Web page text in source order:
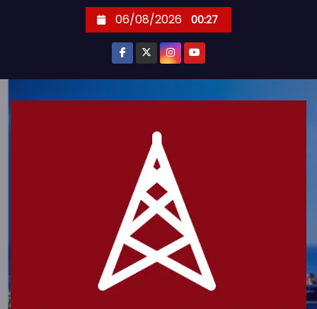
06/08/2026 00:27